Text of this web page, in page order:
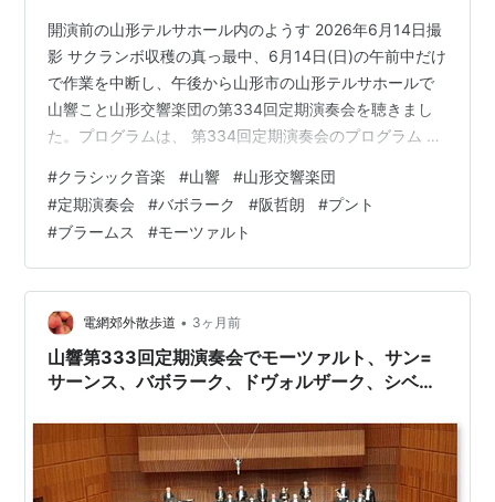
開演前の山形テルサホール内のようす 2026年6月14日撮
影 サクランボ収穫の真っ最中、6月14日(日)の午前中だけ
で作業を中断し、午後から山形市の山形テルサホールで
山響こと山形交響楽団の第334回定期演奏会を聴きまし
た。プログラムは、 第334回定期演奏会のプログラム ド
協奏交響曲 変ホ長調 K.297b（バボラーク版）プント：
ホルン協奏曲 第5番 ヘ長調ブラームス：交響曲 第1番 ハ
短調 作品68 指揮：阪哲朗、指揮・ホルン：ラデク・バ
ボラーク、山形交響楽団 というものです。見るからに多
彩な、山響らしい内容豊富で盛りだくさんのプログラム
で…
#クラシック音楽 #山響 #山形交響楽団
#定期演奏会 #バボラーク #阪哲朗 #プント
#ブラームス #モーツァルト
電網郊外散歩道 • 3ヶ月前
山響第333回定期演奏会でモーツァルト、サン=
サーンス、バボラーク、ドヴォルザーク、シベリ